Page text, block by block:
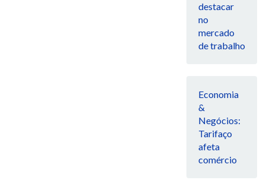
destacar
no
mercado
de trabalho
Economia
&
Negócios:
Tarifaço
afeta
comércio